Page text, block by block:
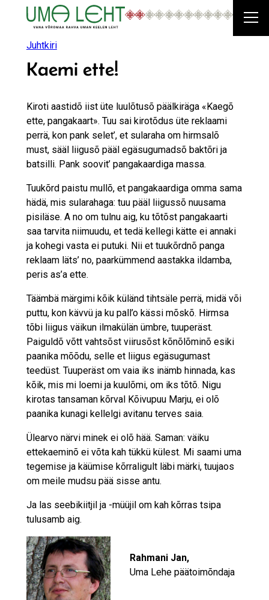
Juhtkiri
Kaemi ette!
Kiroti aastidõ iist üte luulõtusõ päälkiräga «Kaegõ
ette, pangakaart». Tuu sai kirotõdus üte reklaami
perrä, kon pank selet’, et sularaha om hirmsalõ
must, sääl liigusõ pääl egäsugumadsõ baktõri ja
batsilli. Pank soovit’ pangakaardiga massa.
Tuukõrd paistu mullõ, et pangakaardiga omma sama
hädä, mis sularahaga: tuu pääl liigussõ nuusama
pisiläse. A no om tulnu aig, ku tõtõst pangakaarti
saa tarvita niimuudu, et tedä kellegi kätte ei annaki
ja kohegi vasta ei putuki. Nii et tuukõrdnõ panga
reklaam läts’ no, paarkümmend aastakka ildamba,
peris as’a ette.
Täämbä märgimi kõik küländ tihtsäle perrä, midä või
puttu, kon kävvü ja ku pall’o kässi mõskõ. Hirmsa
tõbi liigus väikun ilmakülän ümbre, tuuperäst.
Paiguldõ võtt vahtsõst viirusõst kõnõlõminõ esiki
paanika mõõdu, selle et liigus egäsugumast
teedüst. Tuuperäst om vaia iks inämb hinnada, kas
kõik, mis mi loemi ja kuulõmi, om iks tõtõ. Nigu
kirotas tansaman kõrval Kõivupuu Marju, ei olõ
paanika kunagi kellelgi avitanu terves saia.
Ülearvo närvi minek ei olõ hää. Saman: väiku
ettekaeminõ ei võta kah tükkü külest. Mi saami uma
tegemise ja käümise kõrraligult läbi märki, tuujaos
om meile mudsu pää sisse antu.
Ja las seebikiitjil ja -müüjil om kah kõrras tsipa
tulusamb aig.
Rahmani Jan,
Uma Lehe päätoimõndaja